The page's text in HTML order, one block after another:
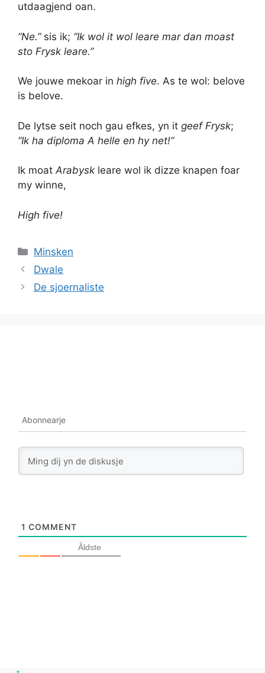
utdaagjend oan.
“Ne.”sis ik; “Ik wol it wol leare mar dan moast
sto Frysk leare.”
We jouwe mekoar in high five. As te wol: belove
is belove.
De lytse seit noch gau efkes, yn it geef Frysk;
“Ik ha diploma A helle en hy net!”
Ik moatArabysk leare wol ik dizze knapen foar
my winne,
High five!
Categories
Minsken
Dwale
De sjoernaliste
Abonnearje
1 COMMENT
Âldste